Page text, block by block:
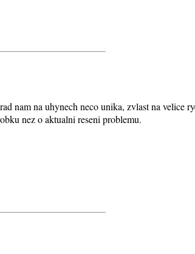
nam na uhynech neco unika, zvlast na velice
nez o aktualni reseni problemu.